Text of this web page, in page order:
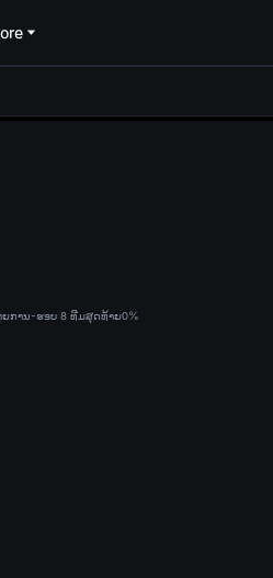
ຍການ-ຮອບ 8 ທີມສຸດທ້າຍ0%